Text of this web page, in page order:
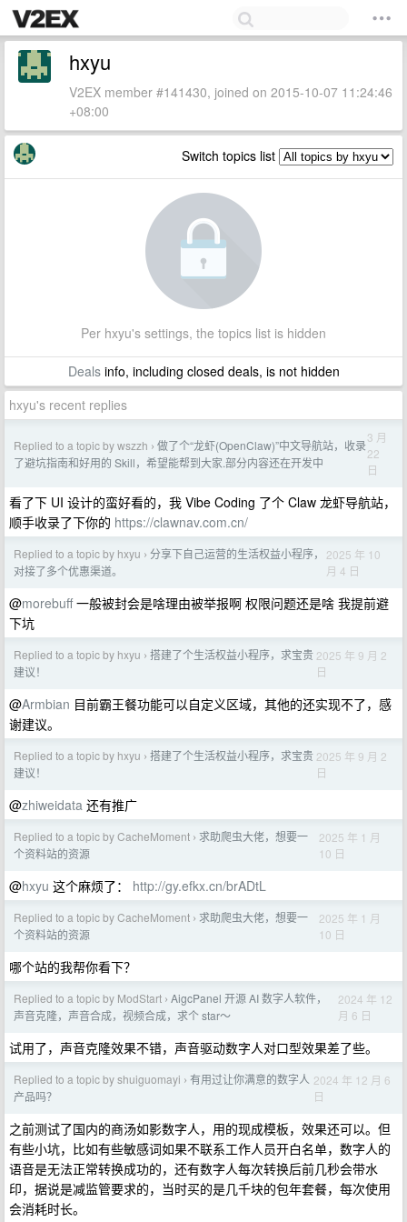
hxyu
V2EX member #141430, joined on 2015-10-07 11:24:46
+08:00
Switch topics list
Per hxyu's settings, the topics list is hidden
Dealsinfo, including closed deals, is not hidden
hxyu's recent replies
Replied to a topic by wszzh › 做了个“龙虾(OpenClaw)”中文导航站，收录
了避坑指南和好用的 Skill，希望能帮到大家.部分内容还在开发中
3 月
22
日
看了下 UI 设计的蛮好看的，我 Vibe Coding 了个 Claw 龙虾导航站，
顺手收录了下你的 https://clawnav.com.cn/
Replied to a topic by hxyu › 分享下自己运营的生活权益小程序，
对接了多个优惠渠道。
2025 年 10
月 4 日
@morebuff一般被封会是啥理由被举报啊 权限问题还是啥 我提前避
下坑
Replied to a topic by hxyu › 搭建了个生活权益小程序，求宝贵
建议！
2025 年 9 月 2
日
@Armbian 目前霸王餐功能可以自定义区域，其他的还实现不了，感
谢建议。
Replied to a topic by hxyu › 搭建了个生活权益小程序，求宝贵
建议！
2025 年 9 月 2
日
@zhiweidata 还有推广
Replied to a topic by CacheMoment › 求助爬虫大佬，想要一
个资料站的资源
2025 年 1 月
10 日
@hxyu 这个麻烦了： http://gy.efkx.cn/brADtL
Replied to a topic by CacheMoment › 求助爬虫大佬，想要一
个资料站的资源
2025 年 1 月
10 日
哪个站的我帮你看下？
Replied to a topic by ModStart › AigcPanel 开源 AI 数字人软件，
声音克隆，声音合成，视频合成，求个 star～
2024 年 12
月 6 日
试用了，声音克隆效果不错，声音驱动数字人对口型效果差了些。
Replied to a topic by shuiguomayi › 有用过让你满意的数字人
产品吗？
2024 年 12 月 6
日
之前测试了国内的商汤如影数字人，用的现成模板，效果还可以。但
有些小坑，比如有些敏感词如果不联系工作人员开白名单，数字人的
语音是无法正常转换成功的，还有数字人每次转换后前几秒会带水
印，据说是减监管要求的，当时买的是几千块的包年套餐，每次使用
会消耗时长。